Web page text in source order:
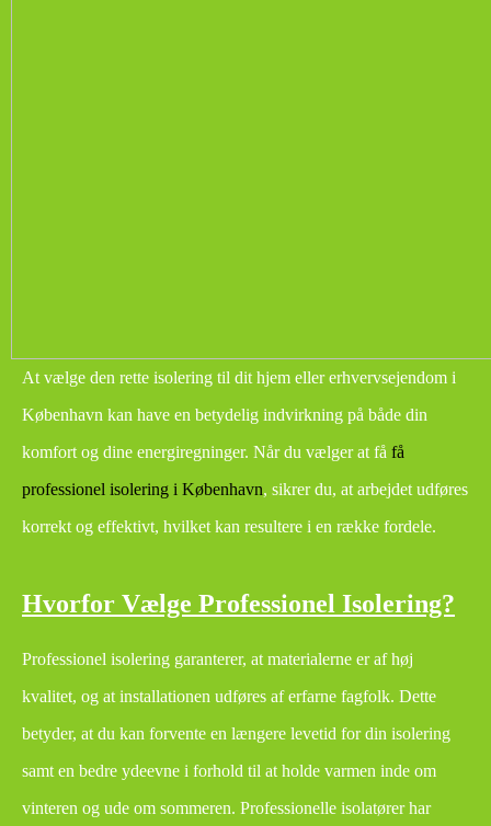
At vælge den rette isolering til dit hjem eller erhvervsejendom i
København kan have en betydelig indvirkning på både din
komfort og dine energiregninger. Når du vælger at få få
professionel isolering i København, sikrer du, at arbejdet udføres
korrekt og effektivt, hvilket kan resultere i en række fordele.
Hvorfor Vælge Professionel Isolering?
Professionel isolering garanterer, at materialerne er af høj
kvalitet, og at installationen udføres af erfarne fagfolk. Dette
betyder, at du kan forvente en længere levetid for din isolering
samt en bedre ydeevne i forhold til at holde varmen inde om
vinteren og ude om sommeren. Professionelle isolatører har